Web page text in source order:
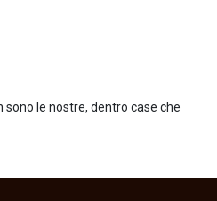
le nostre, dentro case che